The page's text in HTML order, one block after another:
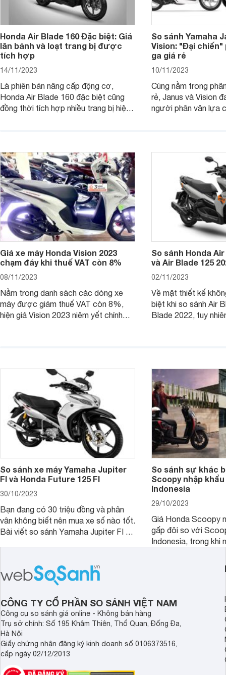
Honda Air Blade 160 Đặc biệt: Giá
lăn bánh và loạt trang bị được
tích hợp
14/11/2023
Là phiên bản nâng cấp động cơ,
Honda Air Blade 160 đặc biệt cũng
đồng thời tích hợp nhiều trang bị hiện
So sánh Yamaha
Vision: "Đại chiến"
ga giá rẻ
10/11/2023
Cùng nằm trong
rẻ, Janus và Vision
người phân vân lựa
Giá xe máy Honda Vision 2023
chạm đáy khi thuế VAT còn 8%
08/11/2023
Nằm trong danh sách các dòng xe
máy được giảm thuế VAT còn 8%,
hiện giá Vision 2023 niêm yết chính
So sánh Honda
và Air Blade 125
02/11/2023
Về mặt thiết kế
biệt khi so sánh Air
Blade 2022, tuy
So sánh xe máy Yamaha Jupiter
FI và Honda Future 125 FI
30/10/2023
Bạn đang có 30 triệu đồng và phân
vân không biết nên mua xe số nào tốt.
Bài viết so sánh Yamaha Jupiter FI và
So sánh sự khác
Scoopy nhập
Indonesia
29/10/2023
Giá Honda Scoopy
gấp đôi so với
Indonesia, trong khi
chênh lệch giá lớn
sánh Honda
CÔNG TY CỔ PHẦN SO SÁNH VIỆT NAM
Công cụ so sánh giá online - Không bán hàng
Trụ sở chính: Số 195 Khâm Thiên, Thổ Quan, Đống Đa,
Hà Nội
Giấy chứng nhận đăng ký kinh doanh số 0106373516,
cấp ngày 02/12/2013